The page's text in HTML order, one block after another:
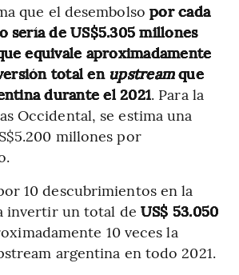
que el desembolso por cada
sería de US$5.305 millones
equivale aproximadamente
total en upstreamque
durante el 2021. Para la
Occidental, se estima una
millones por
10 descubrimientos en la
invertir un total de US$ 53.050
10 veces la
argentina en todo 2021.